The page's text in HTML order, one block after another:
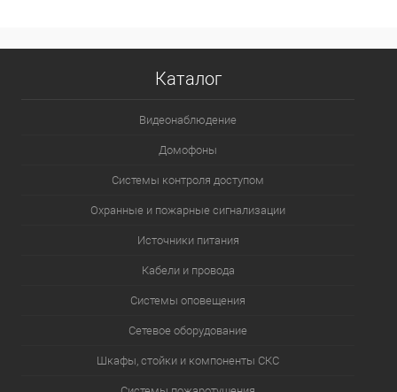
Каталог
Видеонаблюдение
Домофоны
Системы контроля доступом
Охранные и пожарные сигнализации
Источники питания
Кабели и провода
Системы оповещения
Сетевое оборудование
Шкафы, стойки и компоненты СКС